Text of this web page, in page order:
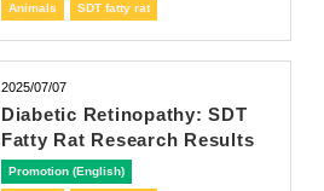
Animals SDT fatty rat
2025/07/07
Diabetic Retinopathy: SDT
Fatty Rat Research Results
Promotion (English)